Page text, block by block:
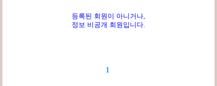
등록된 회원이 아니거나,
정보 비공개 회원입니다.
1